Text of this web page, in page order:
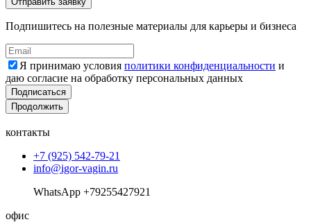
Подпишитесь на полезные материалы для карьеры и бизнеса
Я принимаю условия политики конфиденциальности и
даю согласие на обработку персональных данных
Подписаться
Продолжить
контакты
+7 (925) 542-79-21
info@igor-vagin.ru
WhatsApp +79255427921
офис